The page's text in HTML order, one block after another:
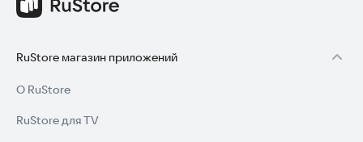
RuStore магазин приложений
О RuStore
RuStore для TV